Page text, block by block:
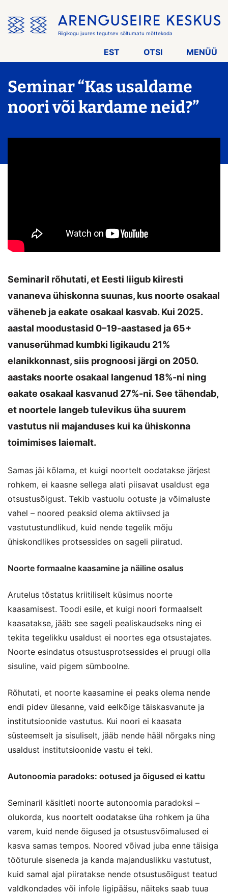
menüü
vahele
Riigikogu juures tegutsev sõltumatu mõttekoda
EST OTSI MENÜÜ
Seminar “Kas usaldame
noori või kardame neid?”
Seminaril rõhutati, et Eesti liigub kiiresti
vananeva ühiskonna suunas, kus noorte osakaal
väheneb ja eakate osakaal kasvab. Kui 2025.
aastal moodustasid 0–19-aastased ja 65+
vanuserühmad kumbki ligikaudu 21%
elanikkonnast, siis prognoosi järgi on 2050.
aastaks noorte osakaal langenud 18%-ni ning
eakate osakaal kasvanud 27%-ni. See tähendab,
et noortele langeb tulevikus üha suurem
vastutus nii majanduses kui ka ühiskonna
toimimises laiemalt.
Samas jäi kõlama, et kuigi noortelt oodatakse järjest
rohkem, ei kaasne sellega alati piisavat usaldust ega
otsustusõigust. Tekib vastuolu ootuste ja võimaluste
vahel – noored peaksid olema aktiivsed ja
vastutustundlikud, kuid nende tegelik mõju
ühiskondlikes protsessides on sageli piiratud.
Noorte formaalne kaasamine ja näiline osalus
Arutelus tõstatus kriitiliselt küsimus noorte
kaasamisest. Toodi esile, et kuigi noori formaalselt
kaasatakse, jääb see sageli pealiskaudseks ning ei
tekita tegelikku usaldust ei noortes ega otsustajates.
Noorte esindatus otsustusprotsessides ei pruugi olla
sisuline, vaid pigem sümboolne.
Rõhutati, et noorte kaasamine ei peaks olema nende
endi pidev ülesanne, vaid eelkõige täiskasvanute ja
institutsioonide vastutus. Kui noori ei kaasata
süsteemselt ja sisuliselt, jääb nende hääl nõrgaks ning
usaldust institutsioonide vastu ei teki.
Autonoomia paradoks: ootused ja õigused ei kattu
Seminaril käsitleti noorte autonoomia paradoksi –
olukorda, kus noortelt oodatakse üha rohkem ja üha
varem, kuid nende õigused ja otsustusvõimalused ei
kasva samas tempos. Noored võivad juba enne täisiga
tööturule siseneda ja kanda majanduslikku vastutust,
kuid samal ajal piiratakse nende otsustusõigust teatud
valdkondades või infole ligipääsu, näiteks saab tuua